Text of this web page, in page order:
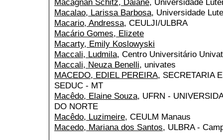
Macagnan Schitz, Daiane, Universidade
Macalao, Larissa Barbosa, Universidade
Macario, Andressa, CEULJI/ULBRA
Macário Gomes, Elizete
Macarty, Emily Koslowyski
Maccali, Ludmila, Centro Universitário
Maccali, Neuza Benelli, univates
MACEDO, EDIEL PEREIRA, SECRETARIA
SEDUC - MT
Macêdo, Elaine Souza, UFRN -
DO NORTE
Macêdo, Luzimeire, CEULM Manaus
Macedo, Mariana dos Santos, ULBRA -